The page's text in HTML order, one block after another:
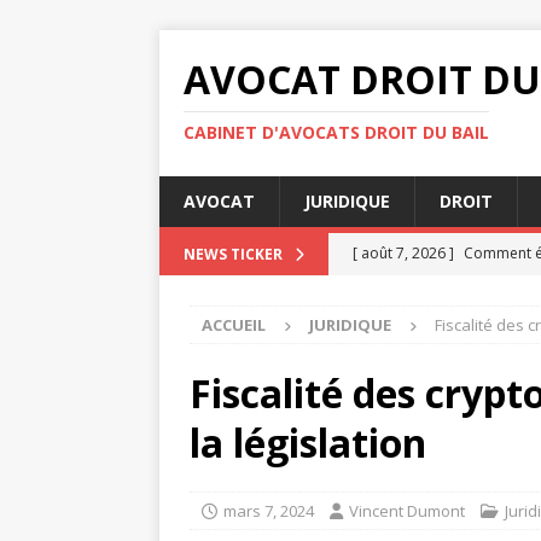
AVOCAT DROIT
CABINET D'AVOCATS DROIT DU BAIL
AVOCAT JURIDIQUE DROIT
NEWS TICKER [ août 7, 2026 ] Comment
[ août 3, 2026 ] Les 5
[ août 3, 2026 ]
Avocat
[ août 8, 2026 ]
ACCUEIL JURIDIQUE Fiscalité des
Fiscalité des
la législation
mars 7, 2024 Vincent Dumont